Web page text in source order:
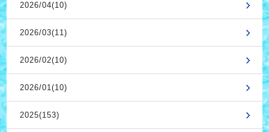
2026/04(10)
2026/03(11)
2026/02(10)
2026/01(10)
2025(153)